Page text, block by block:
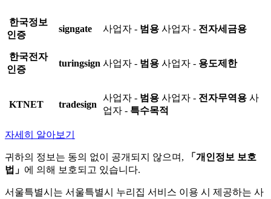
한국정보
인증
signgate 사업자 - 범용 사업자 - 전자세금용
한국전자
인증
turingsign 사업자 - 범용 사업자 - 용도제한
KTNET tradesign
사업자 - 범용 사업자 - 전자무역용 사
업자 - 특수목적
자세히 알아보기
귀하의 정보는 동의 없이 공개되지 않으며,
「개인정보 보호
법」 에 의해 보호되고 있습니다.
서울특별시는 서울특별시 누리집 서비스 이용 시 제공하는 사